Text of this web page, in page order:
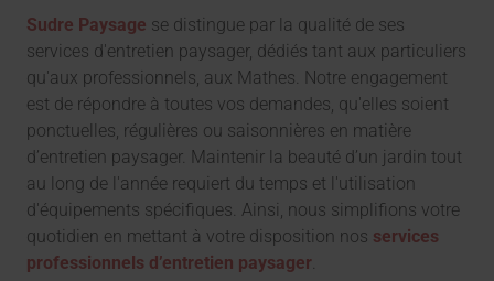
Sudre Paysage se distingue par la qualité de ses
services d'entretien paysager, dédiés tant aux particuliers
qu'aux professionnels, aux Mathes. Notre engagement
est de répondre à toutes vos demandes, qu'elles soient
ponctuelles, régulières ou saisonnières en matière
d’entretien paysager. Maintenir la beauté d’un jardin tout
au long de l'année requiert du temps et l'utilisation
d'équipements spécifiques. Ainsi, nous simplifions votre
quotidien en mettant à votre disposition nos services
professionnels d’entretien paysager.